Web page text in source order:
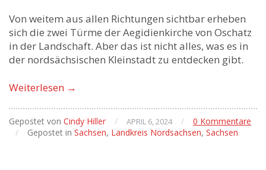
Von weitem aus allen Richtungen sichtbar erheben
sich die zwei Türme der Aegidienkirche von Oschatz
in der Landschaft. Aber das ist nicht alles, was es in
der nordsächsischen Kleinstadt zu entdecken gibt.
Weiterlesen →
Gepostet von Cindy Hiller / APRIL 6, 2024 /
0 Kommentare
/
Gepostet in Sachsen, Landkreis Nordsachsen, Sachsen